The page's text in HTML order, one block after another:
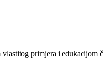
primjera i edukacijom